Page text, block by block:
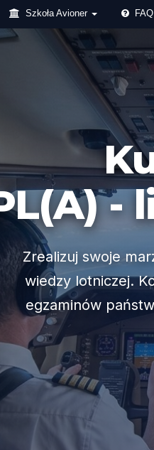
Szkoła Avioner FAQ